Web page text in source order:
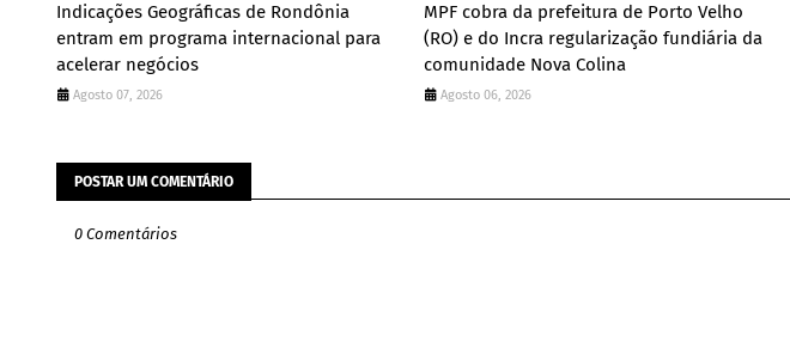
Indicações Geográficas de Rondônia
entram em programa internacional para
acelerar negócios
Agosto 07, 2026
MPF cobra da prefeitura de Porto Velho
(RO) e do Incra regularização fundiária da
comunidade Nova Colina
Agosto 06, 2026
POSTAR UM COMENTÁRIO
0 Comentários